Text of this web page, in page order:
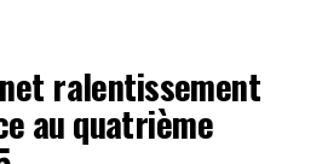
ralentissement
au quatrième